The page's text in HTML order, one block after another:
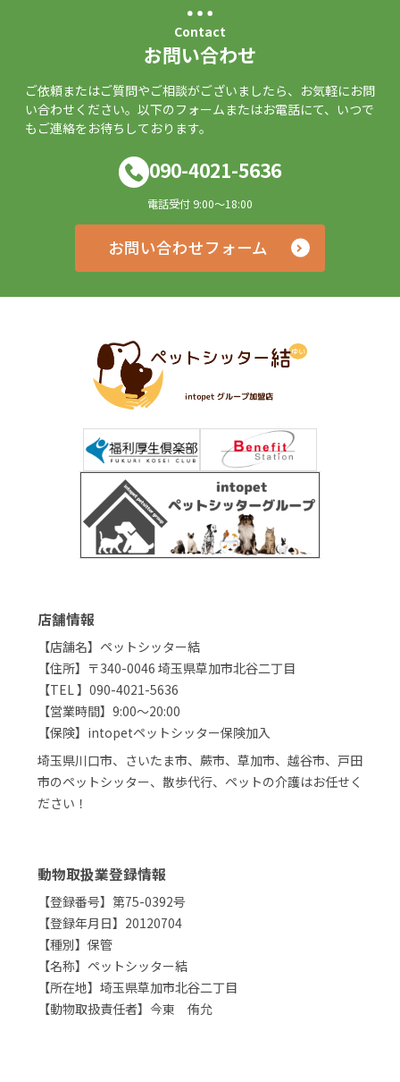
Contact
お問い合わせ
ご依頼またはご質問やご相談がございましたら、お気軽にお問
い合わせください。以下のフォームまたはお電話にて、いつで
もご連絡をお待ちしております。
090-4021-5636
電話受付 9:00～18:00
お問い合わせフォーム
店舗情報
【店舗名】ペットシッター結
【住所】〒340-0046 埼玉県草加市北谷二丁目
【TEL 】090-4021-5636
【営業時間】9:00～20:00
【保険】intopetペットシッター保険加入
埼玉県川口市、さいたま市、蕨市、草加市、越谷市、戸田
市のペットシッター、散歩代行、ペットの介護はお任せく
ださい！
動物取扱業登録情報
【登録番号】第75-0392号
【登録年月日】20120704
【種別】保管
【名称】ペットシッター結
【所在地】埼玉県草加市北谷二丁目
【動物取扱責任者】今東 侑允